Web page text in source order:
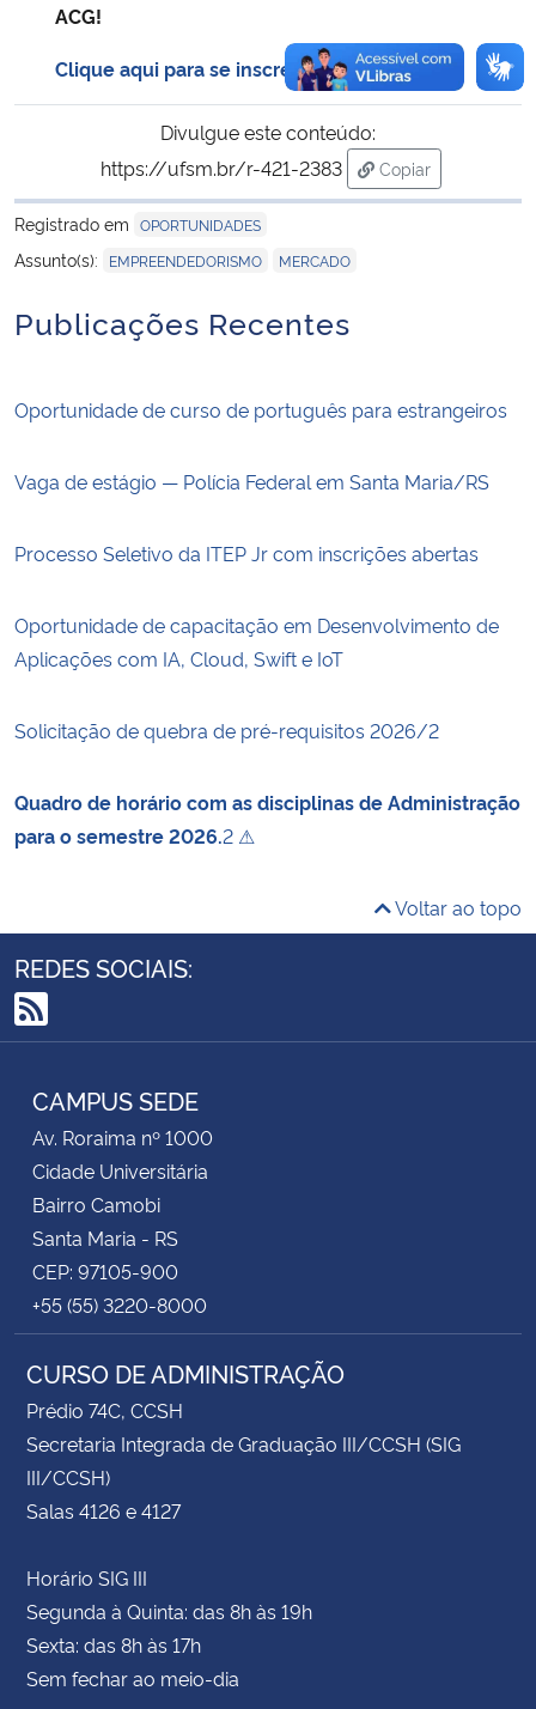
ACG!
Clique aqui para se inscrever!!!
Divulgue este conteúdo:
https://ufsm.br/r-421-2383
Copiar
para área de
Registrado em OPORTUNIDADES
Assunto(s): EMPREENDEDORISMO MERCADO
Publicações Recentes
Oportunidade de curso de português para estrangeiros
Vaga de estágio — Polícia Federal em Santa Maria/RS
Processo Seletivo da ITEP Jr com inscrições abertas
Oportunidade de capacitação em Desenvolvimento de
Aplicações com IA, Cloud, Swift e IoT
Solicitação de quebra de pré-requisitos 2026/2
Quadro de horário com as disciplinas de Administração
para o semestre 2026.2 ⚠
Voltar ao topo
REDES SOCIAIS:
RSS
CAMPUS SEDE
Av. Roraima nº 1000
Cidade Universitária
Bairro Camobi
Santa Maria - RS
CEP: 97105-900
+55 (55) 3220-8000
CURSO DE ADMINISTRAÇÃO
Prédio 74C, CCSH
Secretaria Integrada de Graduação III/CCSH (SIG
III/CCSH)
Salas 4126 e 4127
Horário SIG III
Segunda à Quinta: das 8h às 19h
Sexta: das 8h às 17h
Sem fechar ao meio-dia